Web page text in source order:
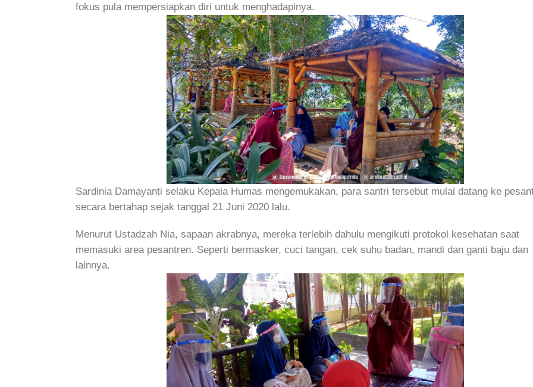
fokus pula mempersiapkan diri untuk menghadapinya.
Sardinia Damayanti selaku Kepala Humas mengemukakan, para santri tersebut mulai datang ke
secara bertahap sejak tanggal 21 Juni 2020 lalu.
Menurut Ustadzah Nia, sapaan akrabnya, mereka terlebih dahulu mengikuti protokol kesehatan saat
memasuki area pesantren. Seperti bermasker, cuci tangan, cek suhu badan, mandi dan ganti baju dan
lainnya.